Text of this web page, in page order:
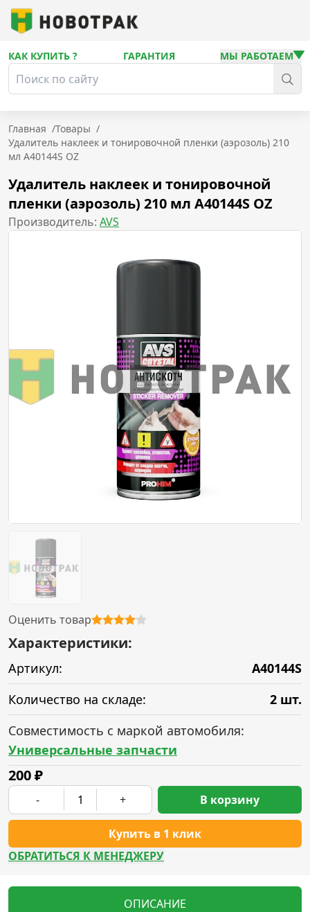
КАК КУПИТЬ ? ГАРАНТИЯ МЫ РАБОТАЕМ
Главная /Товары /
Удалитель наклеек и тонировочной пленки (аэрозоль) 210
мл A40144S OZ
Удалитель наклеек и тонировочной
пленки (аэрозоль) 210 мл A40144S OZ
Производитель: AVS
Оценить товар
Характеристики:
Артикул:
A40144S
Количество на складе:
2 шт.
Совместимость с маркой автомобиля:
Универсальные запчасти
200₽
- +
Купить в 1 клик
В корзину
ОБРАТИТЬСЯ К МЕНЕДЖЕРУ
ОПИСАНИЕ